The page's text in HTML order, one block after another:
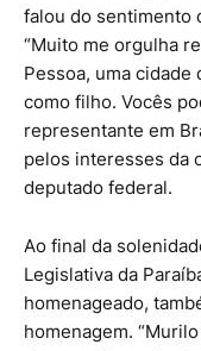
falou do sentimento
“Muito me orgulha
Pessoa, uma
como filho. Vocês
representante em
pelos interesses da
deputado federal.
Ao final da
Legislativa da
homenageado,
homenagem.